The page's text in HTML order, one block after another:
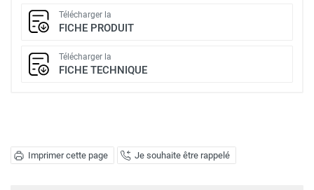
Imprimer cette page Je souhaite être rappelé
Télécharger la
FICHE PRODUIT
Télécharger la
FICHE TECHNIQUE